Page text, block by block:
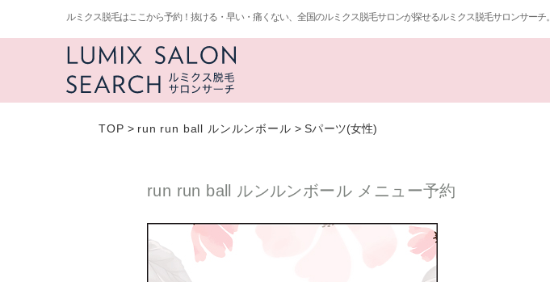
ルミクス脱毛はここから予約！抜ける・早い・痛くない、全国のルミクス脱毛サロンが探せるルミクス脱毛サロンサーチ。
TOP > run run ball ルンルンボール >Sパーツ(女性)
run run ball ルンルンボール メニュー予約